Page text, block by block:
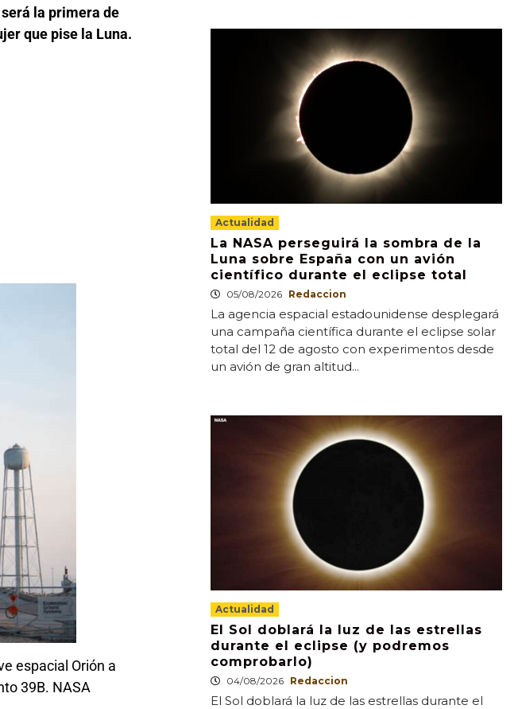
la primera de
que pise la Luna.
espacial Orión a
39B. NASA
Actualidad
La NASA perseguirá la sombra de la
Luna sobre España con un avión
científico durante el eclipse total
05/08/2026 Redaccion
La agencia espacial estadounidense desplegará
una campaña científica durante el eclipse solar
total del 12 de agosto con experimentos desde
un avión de gran altitud...
Actualidad
El Sol doblará la luz de las estrellas
durante el eclipse (y podremos
comprobarlo)
04/08/2026 Redaccion
El Sol doblará la luz de las estrellas durante el